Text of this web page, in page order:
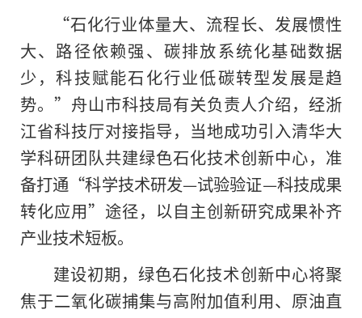
“石化行业体量大、流程长、发展惯性
大、路径依赖强、碳排放系统化基础数据
少，科技赋能石化行业低碳转型发展是趋
势。”舟山市科技局有关负责人介绍，经浙
江省科技厅对接指导，当地成功引入清华大
学科研团队共建绿色石化技术创新中心，准
备打通“科学技术研发—试验验证—科技成果
转化应用”途径，以自主创新研究成果补齐
产业技术短板。
建设初期，绿色石化技术创新中心将聚
焦于二氧化碳捕集与高附加值利用、原油直